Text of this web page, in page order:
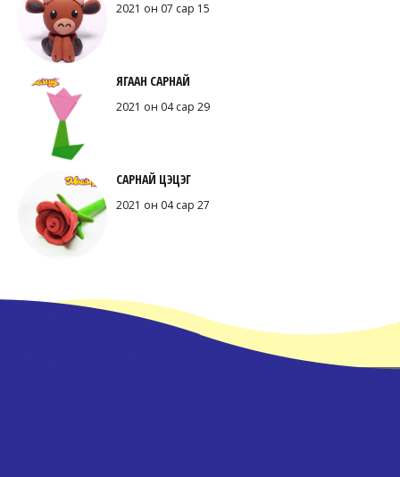
2021 он 07 сар 15
ЯГААН САРНАЙ
2021 он 04 сар 29
САРНАЙ ЦЭЦЭГ
2021 он 04 сар 27